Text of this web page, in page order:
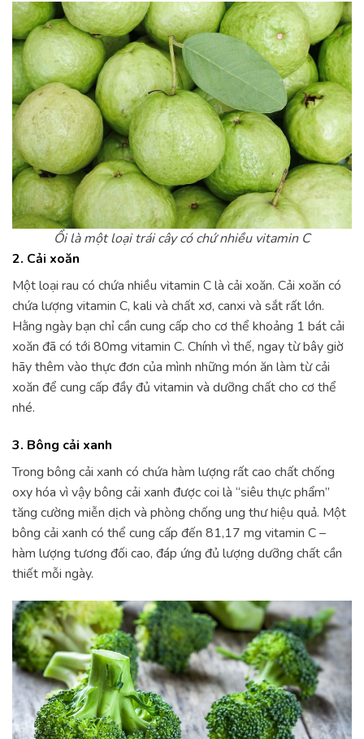
Ổi là một loại trái cây có chứ nhiều vitamin C
2. Cải xoăn
Một loại rau có chứa nhiều vitamin C là cải xoăn. Cải xoăn có
chứa lượng vitamin C, kali và chất xơ, canxi và sắt rất lớn.
Hằng ngày bạn chỉ cần cung cấp cho cơ thể khoảng 1 bát cải
xoăn đã có tới 80mg vitamin C. Chính vì thế, ngay từ bây giờ
hãy thêm vào thực đơn của mình những món ăn làm từ cải
xoăn để cung cấp đầy đủ vitamin và dưỡng chất cho cơ thể
nhé.
3. Bông cải xanh
Trong bông cải xanh có chứa hàm lượng rất cao chất chống
oxy hóa vì vậy bông cải xanh được coi là “siêu thực phẩm”
tăng cường miễn dịch và phòng chống ung thư hiệu quả. Một
bông cải xanh có thể cung cấp đến 81,17 mg vitamin C –
hàm lượng tương đối cao, đáp ứng đủ lượng dưỡng chất cần
thiết mỗi ngày.